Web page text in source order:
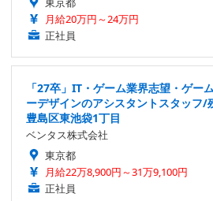
月給20万円～24万円
正社員
「27卒」IT・ゲーム業界志望・ゲー
ーデザインのアシスタントスタッフ
豊島区東池袋1丁目
ベンタス株式会社
東京都
月給22万8,900円～31万9,100円
正社員